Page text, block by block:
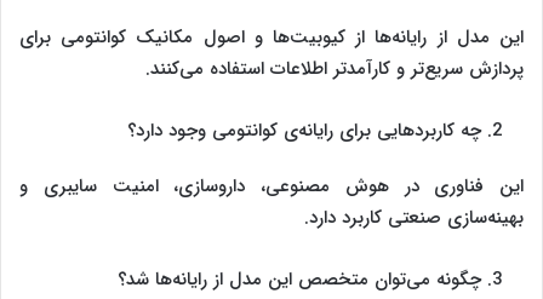
این مدل از رایانه‌ها از کیوبیت‌ها و اصول مکانیک کوانتومی برای
پردازش سریع‌تر و کارآمدتر اطلاعات استفاده می‌کنند.
چه کاربردهایی برای رایانه‌ی کوانتومی وجود دارد؟
این فناوری در هوش مصنوعی، داروسازی، امنیت سایبری و
بهینه‌سازی صنعتی کاربرد دارد.
چگونه می‌توان متخصص این مدل از رایانه‌ها شد؟